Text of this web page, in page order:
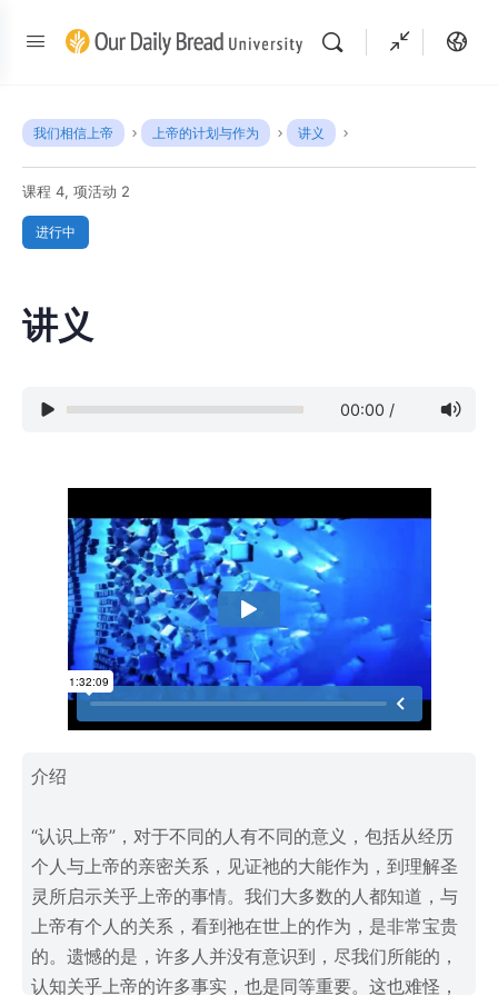
我们相信上帝 上帝的计划与作为 讲义
课程 4, 项活动 2
进行中
讲义
00:00 /
介绍
“认识上帝”，对于不同的人有不同的意义，包括从经历
个人与上帝的亲密关系，见证祂的大能作为，到理解圣
灵所启示关乎上帝的事情。我们大多数的人都知道，与
上帝有个人的关系，看到祂在世上的作为，是非常宝贵
的。遗憾的是，许多人并没有意识到，尽我们所能的，
认知关乎上帝的许多事实，也是同等重要。这也难怪，